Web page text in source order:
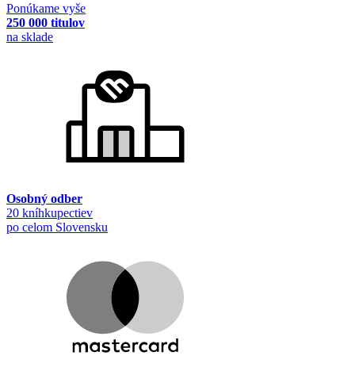
Ponúkame vyše
250 000 titulov
na sklade
Osobný odber
20 kníhkupectiev
po celom Slovensku